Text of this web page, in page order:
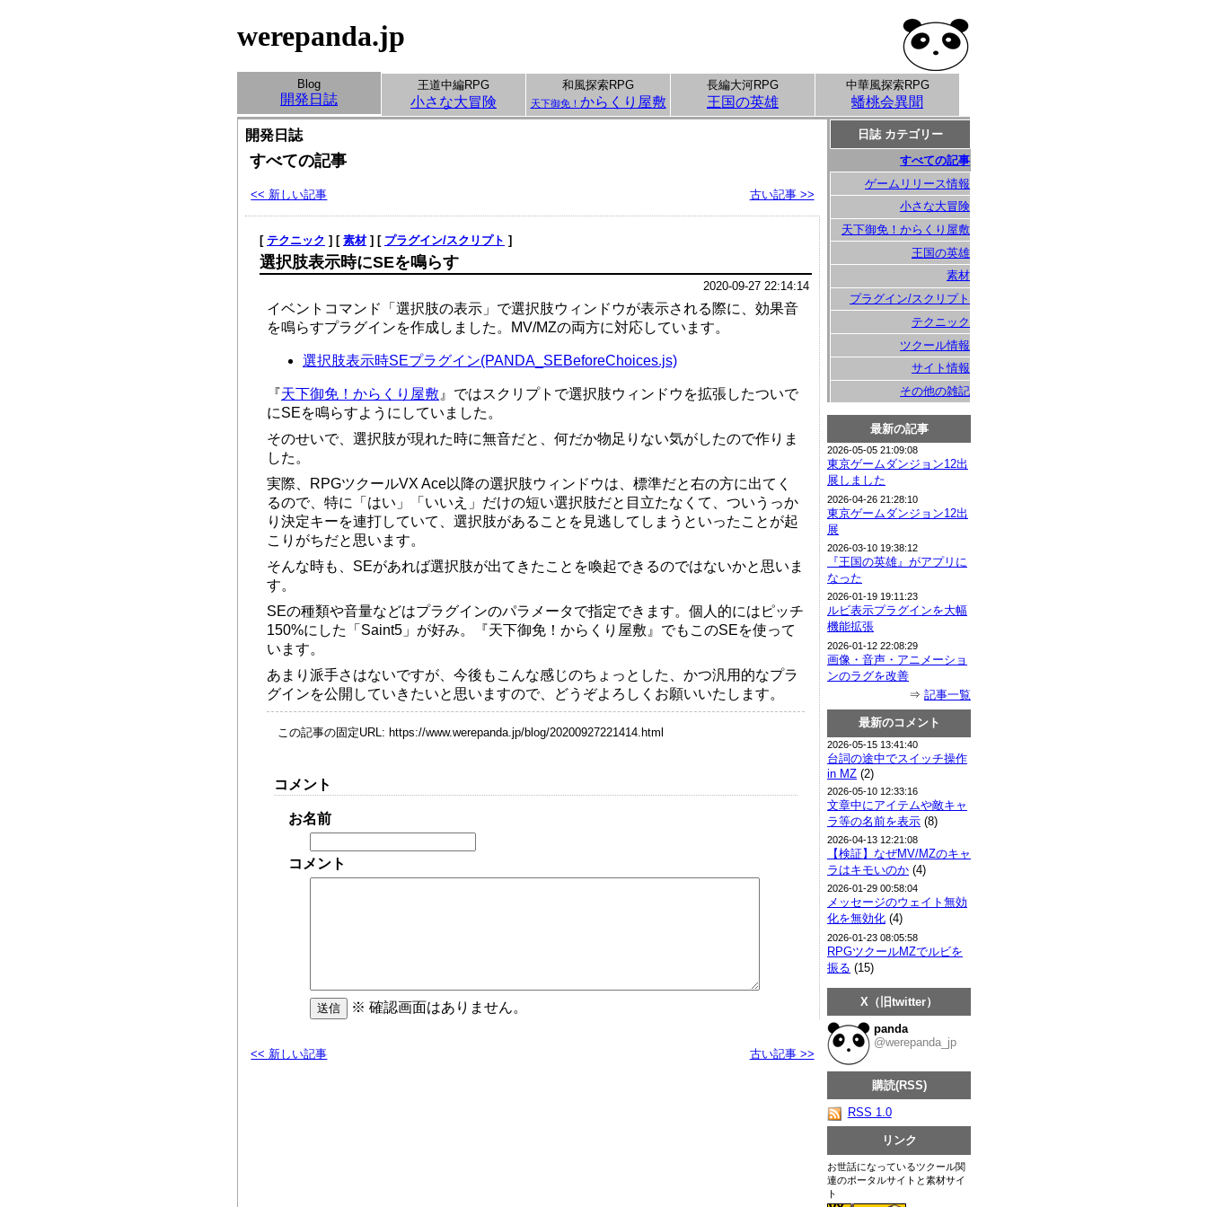
werepanda.jp
Blog
開発日誌
王道中編RPG
小さな大冒険
和風探索RPG
天下御免！ からくり屋敷
長編大河RPG
王国の英雄
中華風探索RPG
蟠桃会異聞
開発日誌
すべての記事
<< 新しい記事 古い記事 >>
[ テクニック ] [ 素材] [ プラグイン/スクリプト ]
選択肢表示時にSEを鳴らす
2020-09-27 22:14:14
イベントコマンド「選択肢の表示」で選択肢ウィンドウが表示される際に、効果音
を鳴らすプラグインを作成しました。MV/MZの両方に対応しています。
選択肢表示時SEプラグイン(PANDA_SEBeforeChoices.js)
『天下御免！からくり屋敷 』ではスクリプトで選択肢ウィンドウを拡張したついで
にSEを鳴らすようにしていました。
そのせいで、選択肢が現れた時に無音だと、何だか物足りない気がしたので作りま
した。
実際、RPGツクールVX Ace以降の選択肢ウィンドウは、標準だと右の方に出てく
るので、特に「はい」「いいえ」だけの短い選択肢だと目立たなくて、ついうっか
り決定キーを連打していて、選択肢があることを見逃してしまうといったことが起
こりがちだと思います。
そんな時も、SEがあれば選択肢が出てきたことを喚起できるのではないかと思いま
す。
SEの種類や音量などはプラグインのパラメータで指定できます。個人的にはピッチ
150%にした「Saint5」が好み。『天下御免！からくり屋敷』でもこのSEを使って
います。
あまり派手さはないですが、今後もこんな感じのちょっとした、かつ汎用的なプラ
グインを公開していきたいと思いますので、どうぞよろしくお願いいたします。
この記事の固定URL: https://www.werepanda.jp/blog/20200927221414.html
コメント
お名前
コメント
※ 確認画面はありません。
<< 新しい記事 古い記事 >>
日誌 カテゴリー
すべての記事
ゲームリリース情報
小さな大冒険
天下御免！からくり屋敷
王国の英雄
素材
プラグイン/スクリプト
テクニック
ツクール情報
サイト情報
その他の雑記
最新の記事
2026-05-05 21:09:08
東京ゲームダンジョン12出
展しました
2026-04-26 21:28:10
東京ゲームダンジョン12出
展
2026-03-10 19:38:12
『王国の英雄』がアプリに
なった
2026-01-19 19:11:23
ルビ表示プラグインを大幅
機能拡張
2026-01-12 22:08:29
画像・音声・アニメーショ
ンのラグを改善
⇒ 記事一覧
最新のコメント
2026-05-15 13:41:40
台詞の途中でスイッチ操作
in MZ (2)
2026-05-10 12:33:16
文章中にアイテムや敵キャ
ラ等の名前を表示 (8)
2026-04-13 12:21:08
【検証】なぜMV/MZのキャ
ラはキモいのか (4)
2026-01-29 00:58:04
メッセージのウェイト無効
化を無効化 (4)
2026-01-23 08:05:58
RPGツクールMZでルビを
振る (15)
X（旧twitter）
panda
@werepanda_jp
購読(RSS)
RSS 1.0
リンク
お世話になっているツクール関
連のポータルサイトと素材サイ
ト